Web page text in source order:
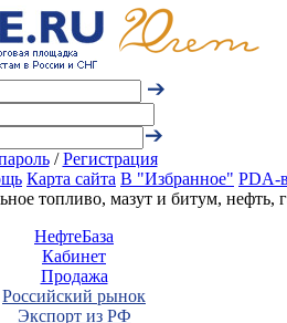
/Регистрация
Карта сайта В "Избранное" PDA-
топливо, мазут и битум, нефть,
НефтеБаза
Кабинет
Продажа
Российский рынок
Экспорт из РФ